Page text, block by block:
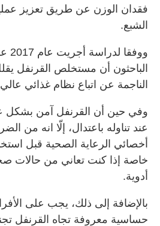
فقدان الوزن عن طريق تعزيز
الشبع.
الباحثون أن مستخلص القرنفل
الناجمة عن اتباع نظام غذائي
وفي حين أن القرنفل آمن بشكل
عند تناوله باعتدال، إلّا انه من
أخصائي الرعاية الصحية قبل
خاصة إذا كنت تعاني من حالات
أدوية.
بالإضافة إلى ذلك، يجب على
حساسية معروفة تجاه القرنفل